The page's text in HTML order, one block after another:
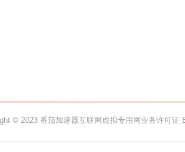
© 2023 番茄加速器互联网虚拟专用网业务许可证